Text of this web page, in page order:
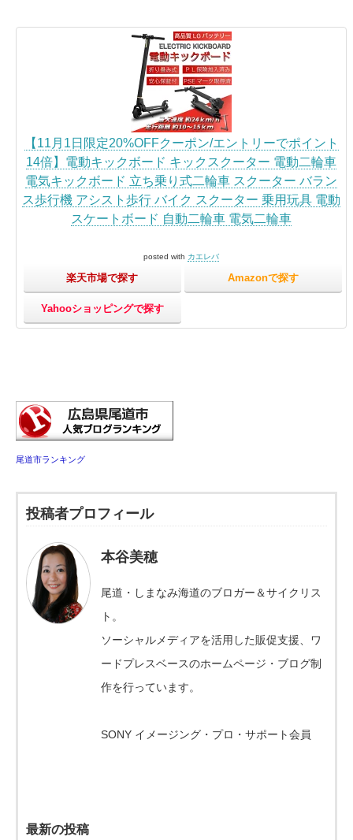
【11月1日限定20%OFFクーポン/エントリーでポイント
14倍】電動キックボード キックスクーター 電動二輪車
電気キックボード 立ち乗り式二輪車 スクーター バラン
ス歩行機 アシスト歩行 バイク スクーター 乗用玩具 電動
スケートボード 自動二輪車 電気二輪車
posted with カエレバ
楽天市場で探す Amazonで探す
Yahooショッピングで探す
尾道市ランキング
投稿者プロフィール
本谷美穂
尾道・しまなみ海道のブロガー＆サイクリス
ト。
ソーシャルメディアを活用した販促支援、ワ
ードプレスベースのホームページ・ブログ制
作を行っています。
SONY イメージング・プロ・サポート会員
最新の投稿